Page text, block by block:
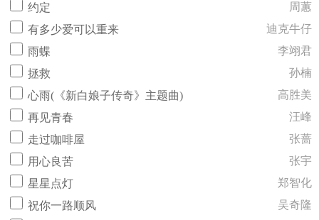
约定
周蕙
有多少爱可以重来
迪克牛仔
雨蝶
李翊君
拯救
孙楠
心雨(《新白娘子传奇》主题曲)
高胜美
再见青春
汪峰
走过咖啡屋
张蔷
用心良苦
张宇
星星点灯
郑智化
祝你一路顺风
吴奇隆